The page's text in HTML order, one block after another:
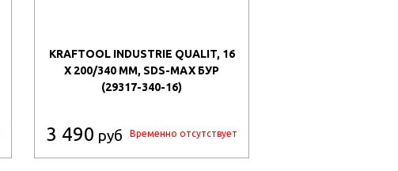
KRAFTOOL INDUSTRIE QUALIT, 16
X 200/340 ММ, SDS-MAX БУР
(29317-340-16)
3 490 руб Временно отсутствует